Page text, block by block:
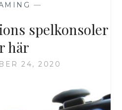
—
spelkonsoler
här
24, 2020